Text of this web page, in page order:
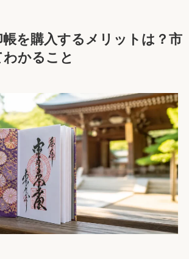
を購入するメリットは？市
かること